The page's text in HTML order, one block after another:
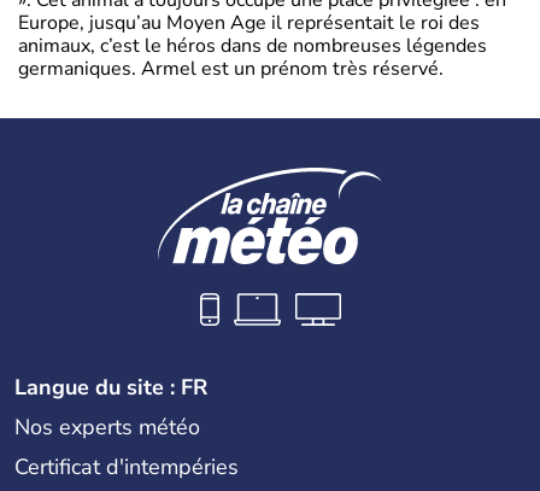
Europe, jusqu’au Moyen Age il représentait le roi des
animaux, c’est le héros dans de nombreuses légendes
germaniques. Armel est un prénom très réservé.
Langue du site : FR
Nos experts météo
Certificat d'intempéries